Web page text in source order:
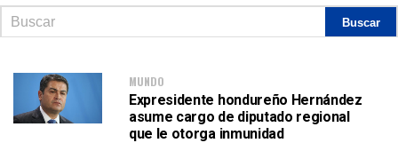
MUNDO
Expresidente hondureño Hernández
asume cargo de diputado regional
que le otorga inmunidad